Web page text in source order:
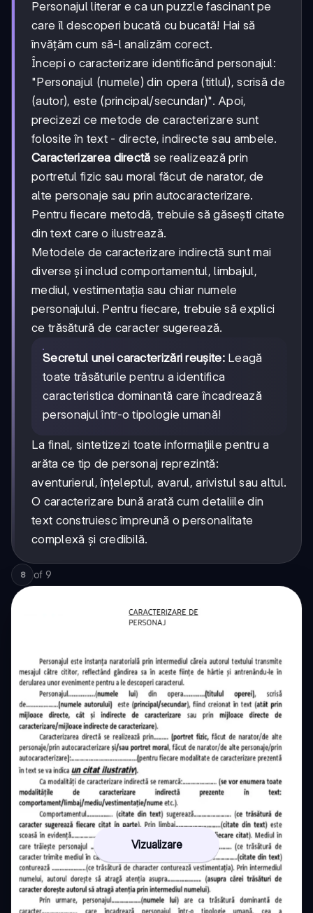
Personajul literar e ca un puzzle fascinant pe
care îl descoperi bucată cu bucată! Hai să
învățăm cum să-l analizăm corect.
Începi o caracterizare identificând personajul:
"Personajul (numele) din opera (titlul), scrisă de
(autor), este (principal/secundar)". Apoi,
precizezi ce metode de caracterizare sunt
folosite în text - directe, indirecte sau ambele.
Caracterizarea directă se realizează prin
portretul fizic sau moral făcut de narator, de
alte personaje sau prin autocaracterizare.
Pentru fiecare metodă, trebuie să găsești citate
din text care o ilustrează.
Metodele de caracterizare indirectă sunt mai
diverse și includ comportamentul, limbajul,
mediul, vestimentația sau chiar numele
personajului. Pentru fiecare, trebuie să explici
ce trăsătură de caracter sugerează.
Secretul unei caracterizări reușite:Leagă
toate trăsăturile pentru a identifica
caracteristica dominantă care încadrează
personajul într-o tipologie umană!
La final, sintetizezi toate informațiile pentru a
arăta ce tip de personaj reprezintă:
aventurierul, înțeleptul, avarul, arivistul sau altul.
O caracterizare bună arată cum detaliile din
text construiesc împreună o personalitate
complexă și credibilă.
8 of 9
Vizualizare